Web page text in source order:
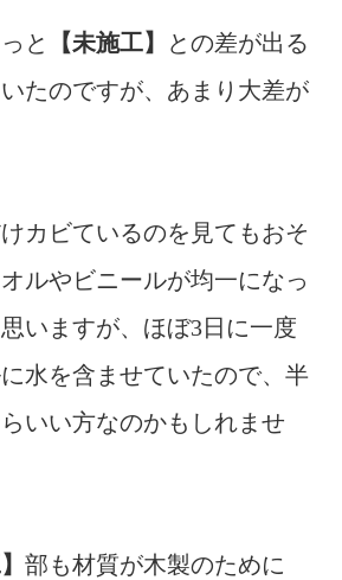
と 【未施工】
との差が出る
たのですが、あまり大差が
カビているのを見てもおそ
ルやビニールが均一になっ
いますが、ほぼ3日に一度
水を含ませていたので、半
いい方なのかもしれませ
部も材質が木製のために